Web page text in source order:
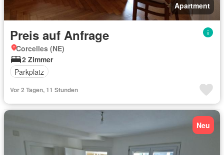
Apartment
Preis auf Anfrage
Corcelles (NE)
2 Zimmer
Parkplatz
Vor 2 Tagen, 11 Stunden
Neu